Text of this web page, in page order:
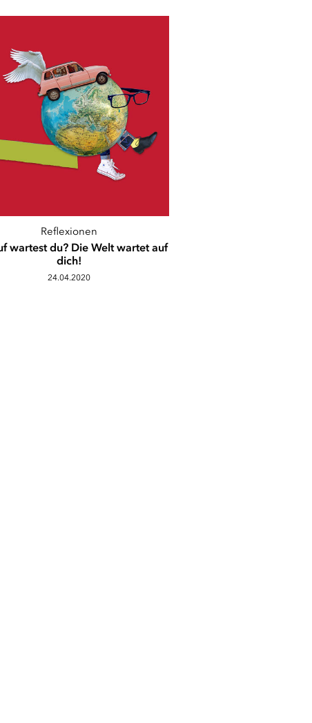
Reflexionen
wartest du? Die Welt wartet auf
dich!
24.04.2020